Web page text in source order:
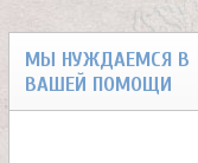
т
е
МЫ НУЖДАЕМСЯ В
ВАШЕЙ ПОМОЩИ